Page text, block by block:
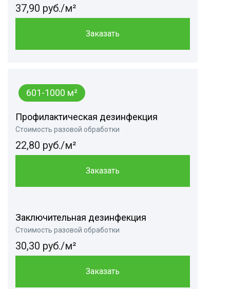
37,90 руб./м²
Заказать
601-1000 м²
Профилактическая дезинфекция
Стоимость разовой обработки
22,80 руб./м²
Заказать
Заключительная дезинфекция
Стоимость разовой обработки
30,30 руб./м²
Заказать